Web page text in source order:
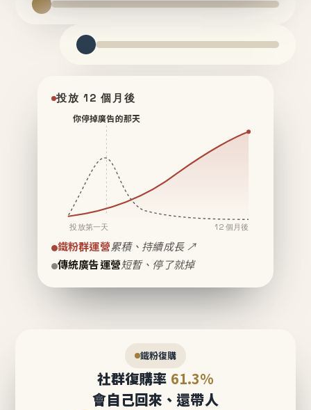
投放 12 個月後
你停掉廣告的那天
投放第一天 12 個月後
鐵粉群運營累積、持續成長 ↗
傳統廣告運營短暫、停了就掉
鐵粉復購
社群復購率 61.3%
會自己回來、還帶人